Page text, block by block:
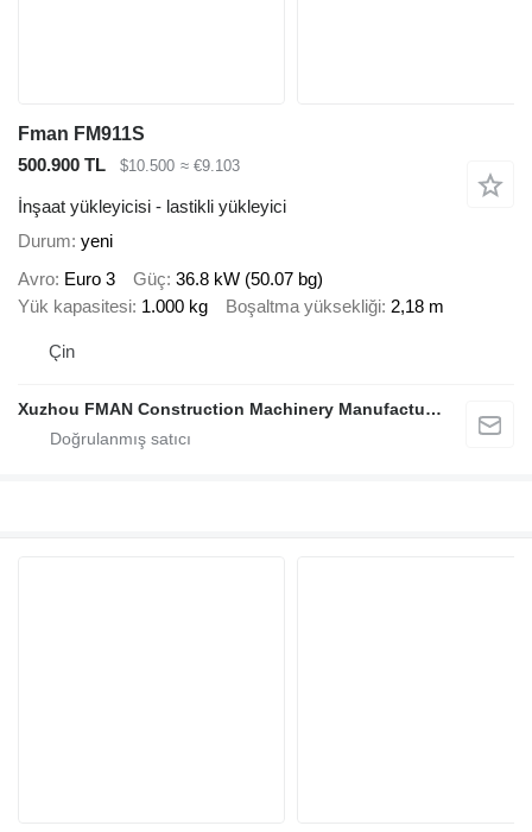
Fman FM911S
500.900 TL
$10.500 ≈ €9.103
İnşaat yükleyicisi - lastikli yükleyici
Durum yeni
Avro Euro 3 Güç 36.8 kW (50.07 bg)
Yük kapasitesi 1.000 kg Boşaltma yüksekliği 2,18 m
Çin
Xuzhou FMAN Construction Machinery Manufacture Co., Ltd.